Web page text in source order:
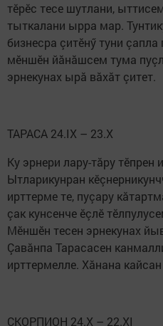
тӗрӗс тесе шутлани,
тыткалани ырра мар.
бизнесра çитӗнӳ туни
мӗншӗн йăнăшсем тума
эрнекунах ырă вăхăт çитет.
ТАРАСА 24.IX – 23.X
Ку эрнери лару-тăру тӗпрен
Ытларикунран
ирттерме те, пуçару
çак кунсенче ӗçлӗ
Мӗншӗн тесен эрнекунах
Çавăнпа Тарасасен
ирттермелле. Хăнана
СКОРПИОН 24.X – 22.XI